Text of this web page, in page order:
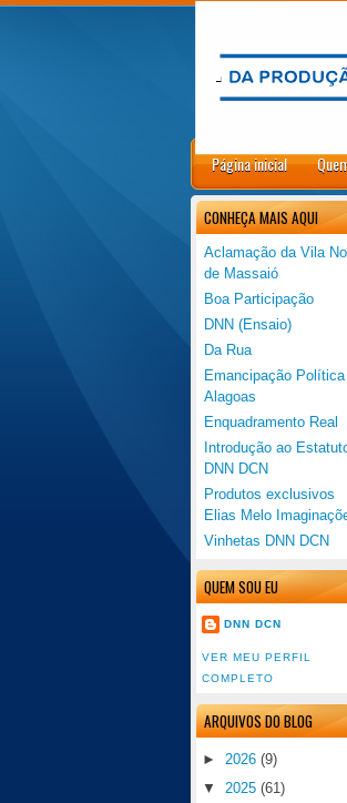
.
Página inicial
CONHEÇA MAIS AQUI
Aclamação da Vila
de Massaió
Boa Participação
DNN (Ensaio)
Da Rua
Emancipação
Alagoas
Enquadramento Real
Introdução ao
DNN DCN
Produtos exclusivos
Elias Melo
Vinhetas DNN DCN
QUEM SOU EU
DNN DCN
VER MEU PERFIL
COMPLETO
ARQUIVOS DO BLOG
► 2026 (9)
▼
2025 (61)